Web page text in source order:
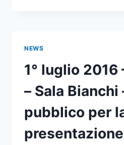
DEL
SUOLO
NATURALE
O
L.R.
14/2017
“DISPOSIZIONI
NEWS
1° luglio 2016
– Sala
pubblico per